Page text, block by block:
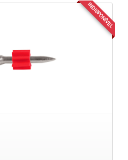
INDISPONÍVEL